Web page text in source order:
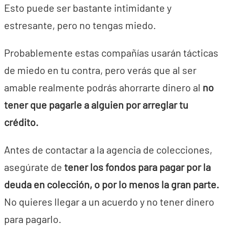
Esto puede ser bastante intimidante y
estresante, pero no tengas miedo.
Probablemente estas compañías usarán tácticas
de miedo en tu contra, pero verás que al ser
amable realmente podrás ahorrarte dinero al no
tener que pagarle a alguien por arreglar tu
crédito.
Antes de contactar a la agencia de colecciones,
asegúrate de tener los fondos para pagar por la
deuda en colección, o por lo menos la gran parte.
No quieres llegar a un acuerdo y no tener dinero
para pagarlo.